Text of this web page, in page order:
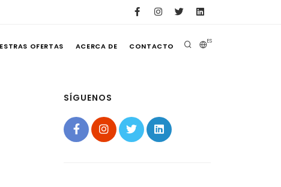
ES
OFERTAS ACERCA DE CONTACTO
SÍGUENOS